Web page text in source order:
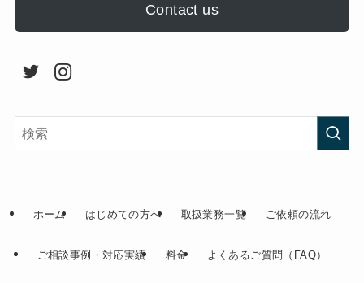
Contact us
ホーム はじめての方へ 取扱業務一覧 ご依頼の流れ
ご相談事例・対応実績 料金 よくあるご質問（FAQ）